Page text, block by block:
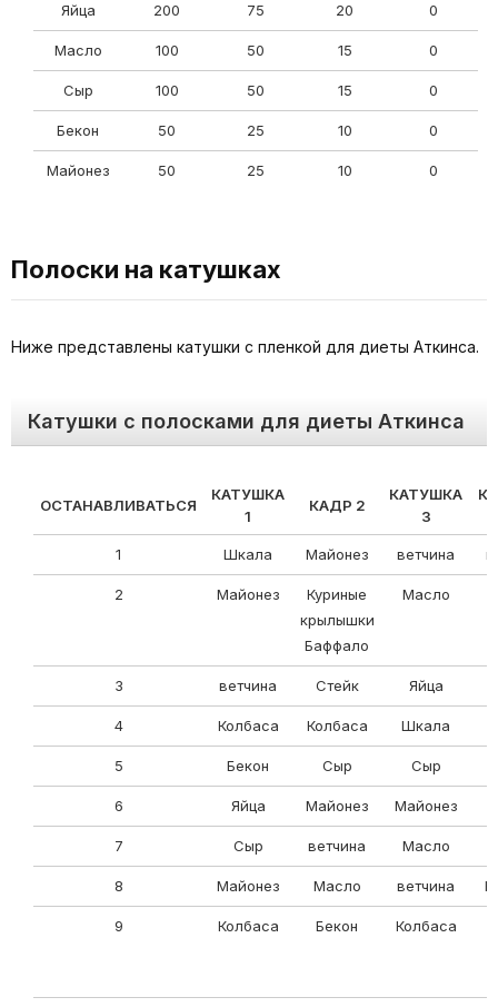
Яйца 200 75 20 0
Масло 100 50 15 0
Сыр 100 50 15 0
Бекон 50 25 10 0
Майонез 50 25 10 0
Полоски на катушках
Ниже представлены катушки с пленкой для диеты Аткинса.
Катушки с полосками для диеты Аткинса
ОСТАНАВЛИВАТЬСЯ
КАТУШКА
1
КАДР 2
КАТУШКА
3
1 Шкала Майонез ветчина
2 Майонез
Куриные
крылышки
Баффало
Масло
3 ветчина Стейк Яйца
4 Колбаса Колбаса Шкала
5 Бекон Сыр Сыр
6 Яйца Майонез Майонез
7 Сыр ветчина Масло
8 Майонез Масло ветчина
9 Колбаса Бекон Колбаса